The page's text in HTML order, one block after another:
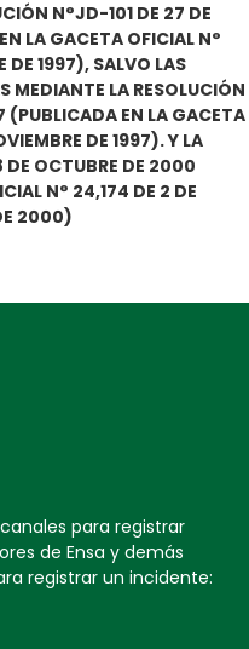
N°JD-101 DE 27 DE
LA GACETA OFICIAL N°
DE 1997), SALVO LAS
MEDIANTE LA RESOLUCIÓN
(PUBLICADA EN LA GACETA
DE 1997). Y LA
OCTUBRE DE 2000
N° 24,174 DE 2 DE
2000)
para registrar
de Ensa y demás
registrar un incidente: